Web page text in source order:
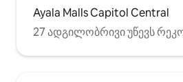
Ayala Malls Capitol Central
27 ადგილობრივი უწევს